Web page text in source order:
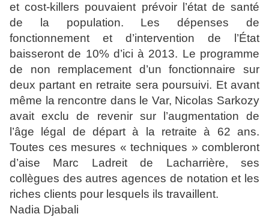
et cost-killers pouvaient prévoir l’état de santé
de la population. Les dépenses de
fonctionnement et d’intervention de l’État
baisseront de 10% d’ici à 2013. Le programme
de non remplacement d’un fonctionnaire sur
deux partant en retraite sera poursuivi. Et avant
même la rencontre dans le Var, Nicolas Sarkozy
avait exclu de revenir sur l’augmentation de
l’âge légal de départ à la retraite à 62 ans.
Toutes ces mesures « techniques » combleront
d’aise Marc Ladreit de Lacharrière, ses
collègues des autres agences de notation et les
riches clients pour lesquels ils travaillent.
Nadia Djabali